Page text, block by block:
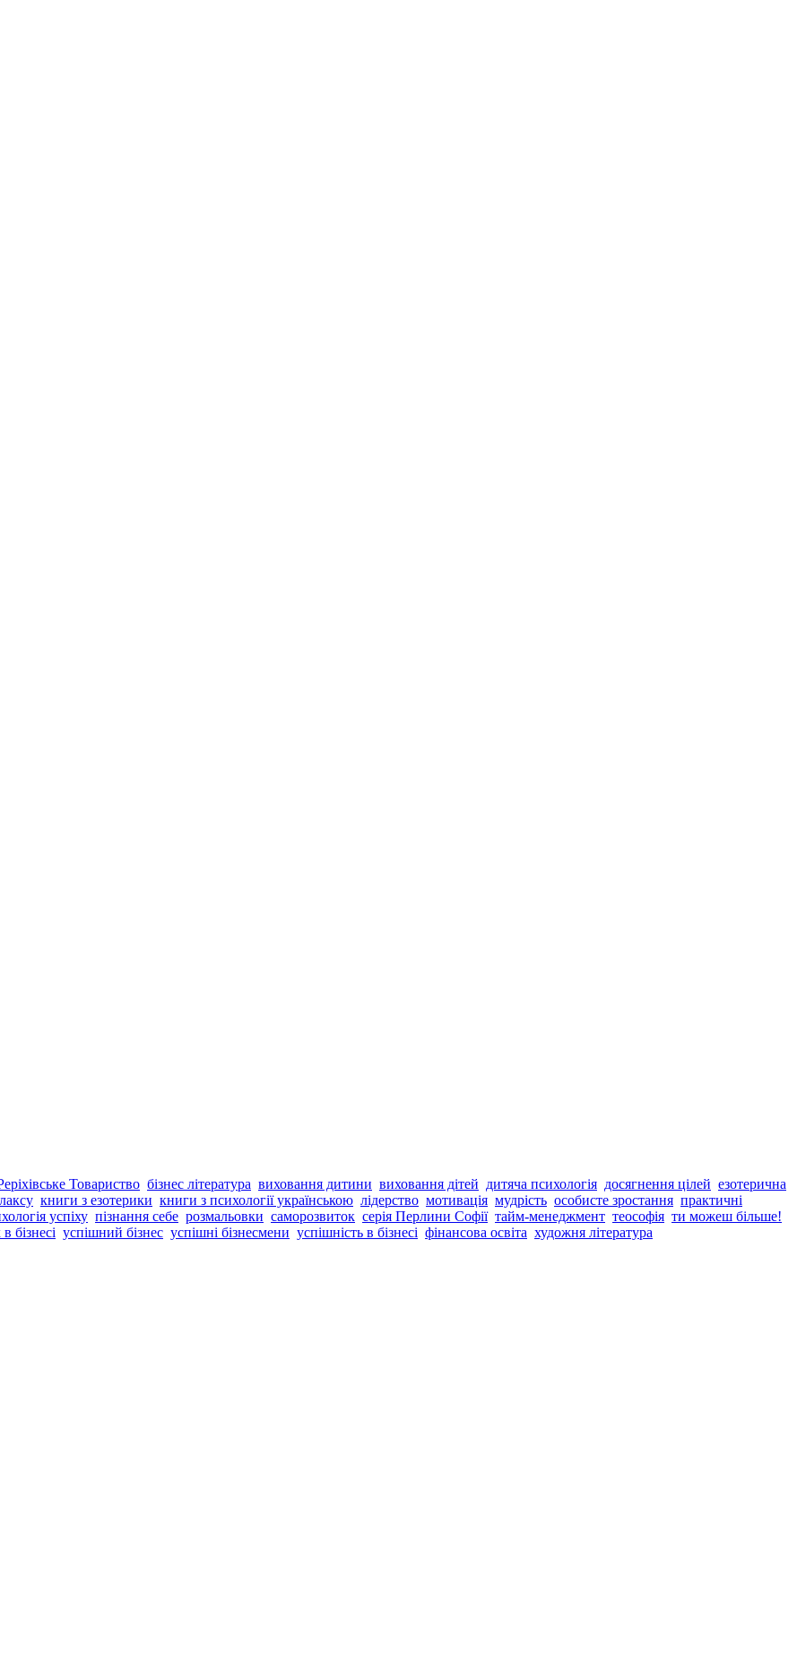
Товариство бізнес література виховання дитини виховання дітей дитяча психологія досягнення цілей езотерична
книги з езотерики книги з психології українською лідерство мотивація мудрість особисте зростання практичні
успіху пізнання себе розмальовки саморозвиток серія Перлини Софії тайм-менеджмент теософія ти можеш більше!
бізнесі успішний бізнес успішні бізнесмени успішність в бізнесі фінансова освіта художня література